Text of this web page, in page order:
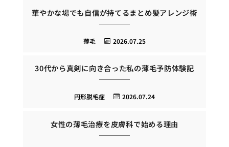
華やかな場でも自信が持てるまとめ髪アレンジ術
2026.07.25
薄毛
30代から真剣に向き合った私の薄毛予防体験記
2026.07.24
円形脱毛症
女性の薄毛治療を皮膚科で始める理由